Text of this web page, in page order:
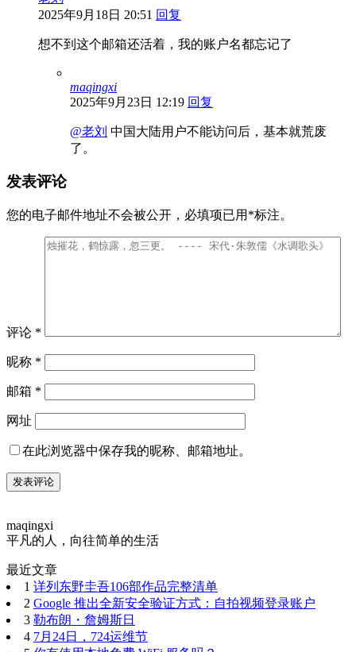
2025年9月18日 20:51 回复
想不到这个邮箱还活着，我的账户名都忘记了
maqingxi
2025年9月23日 12:19 回复
@老刘 中国大陆用户不能访问后，基本就荒废
了。
发表评论
您的电子邮件地址不会被公开， 必填项已用 *标注。
评论 *
昵称 *
邮箱 *
网址
在此浏览器中保存我的昵称、邮箱地址。
maqingxi
平凡的人，向往简单的生活
最近文章
1 详列东野圭吾106部作品完整清单
2 Google 推出全新安全验证方式：自拍视频登录账户
3 勒布朗・詹姆斯日
4 7月24日，724运维节